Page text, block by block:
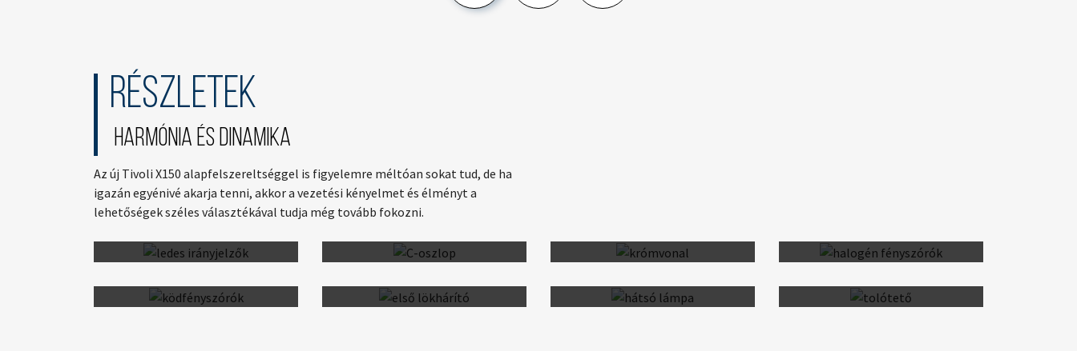
Részletek
Harmónia és dinamika
Az új Tivoli X150 alapfelszereltséggel is figyelemre méltóan sokat tud, de ha
igazán egyénivé akarja tenni, akkor a vezetési kényelmet és élményt a
lehetőségek széles választékával tudja még tovább fokozni.
Projektoros fényszórók
Elektromosan állítható külső